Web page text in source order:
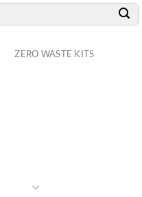
ZERO WASTE KITS